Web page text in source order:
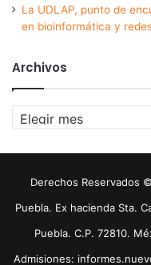
La UDLAP, punto de
en bioinformática y
Archivos
Archivos
Derechos Reservados
Puebla. Ex hacienda Sta.
Puebla. C.P. 72810.
Admisiones: